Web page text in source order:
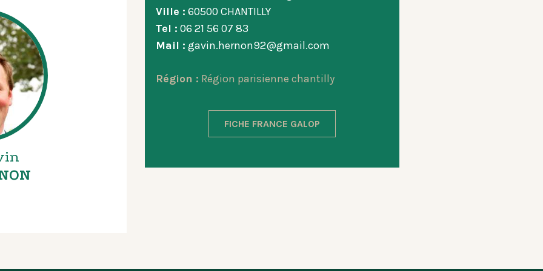
Ville : 60500 CHANTILLY
Tel : 06 21 56 07 83
Mail : gavin.hernon92@gmail.com
Région : Région parisienne chantilly
FICHE FRANCE GALOP